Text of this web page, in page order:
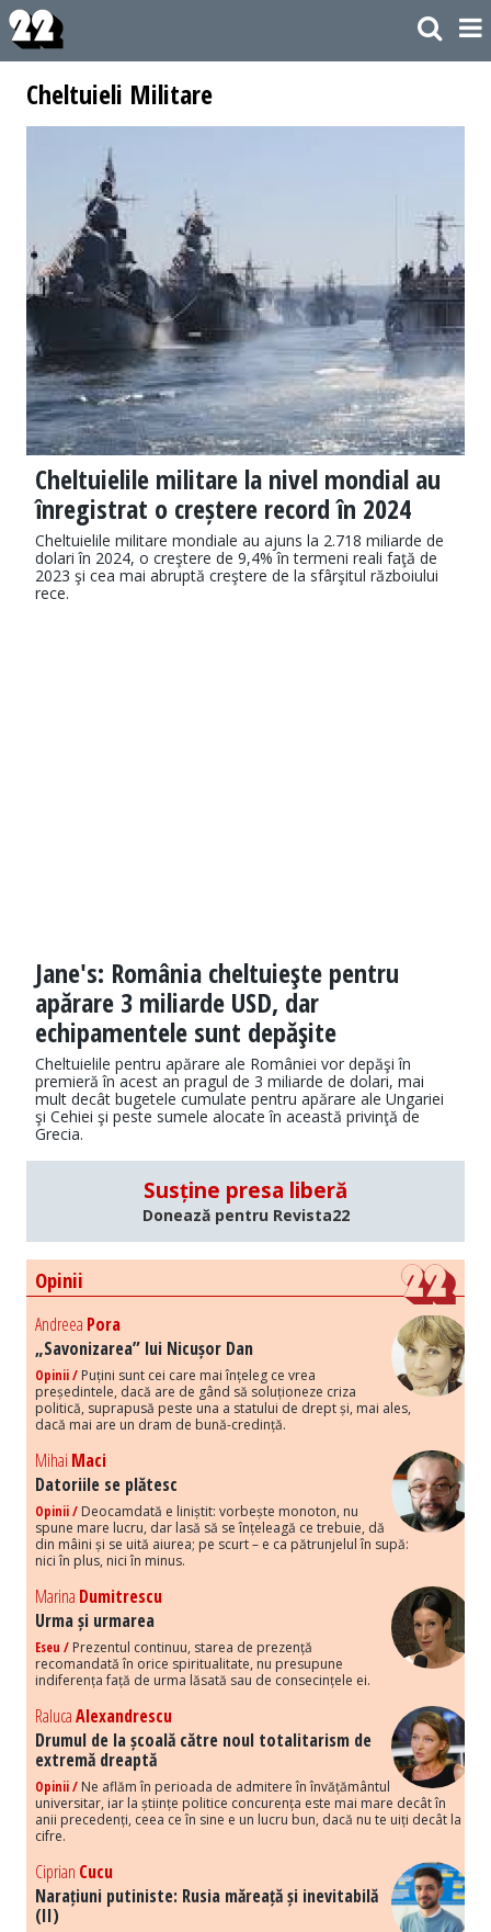
Cheltuieli Militare
Cheltuielile militare la nivel mondial au
înregistrat o creștere record în 2024
Cheltuielile militare mondiale au ajuns la 2.718 miliarde de
dolari în 2024, o creştere de 9,4% în termeni reali faţă de
2023 şi cea mai abruptă creştere de la sfârşitul războiului
rece.
Jane's: România cheltuieşte pentru
apărare 3 miliarde USD, dar
echipamentele sunt depăşite
Cheltuielile pentru apărare ale României vor depăşi în
premieră în acest an pragul de 3 miliarde de dolari, mai
mult decât bugetele cumulate pentru apărare ale Ungariei
şi Cehiei şi peste sumele alocate în această privinţă de
Grecia.
Susține presa liberă
Donează pentru Revista22
Opinii
Andreea Pora
„Savonizarea” lui Nicușor Dan
Opinii / Puțini sunt cei care mai înțeleg ce vrea
președintele, dacă are de gând să soluționeze criza
politică, suprapusă peste una a statului de drept și, mai ales,
dacă mai are un dram de bună-credință.
Mihai Maci
Datoriile se plătesc
Opinii / Deocamdată e liniștit: vorbește monoton, nu
spune mare lucru, dar lasă să se înțeleagă ce trebuie, dă
din mâini și se uită aiurea; pe scurt – e ca pătrunjelul în supă:
nici în plus, nici în minus.
Marina Dumitrescu
Urma și urmarea
Eseu / Prezentul continuu, starea de prezență
recomandată în orice spiritualitate, nu presupune
indiferența față de urma lăsată sau de consecințele ei.
RalucaAlexandrescu
Drumul de la școală către noul totalitarism de
extremă dreaptă
Opinii / Ne aflăm în perioada de admitere în învățământul
universitar, iar la științe politice concurența este mai mare decât în
anii precedenți, ceea ce în sine e un lucru bun, dacă nu te uiți decât la
cifre.
Ciprian Cucu
Narațiuni putiniste: Rusia măreață și inevitabilă
(II)